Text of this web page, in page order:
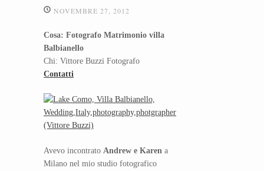
NOVEMBRE 27, 2012
Cosa: Fotografo Matrimonio villa
Balbianello
Chi: Vittore Buzzi Fotografo
Contatti
Avevo incontrato Andrew e Karen a
Milano nel mio studio fotografico